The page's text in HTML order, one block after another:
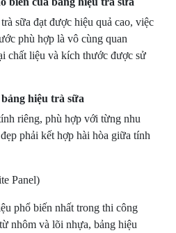
sữa đạt được hiệu quả cao, việc
phù hợp là vô cùng quan
chất liệu và kích thước được sử
hiệu trà sữa
riêng, phù hợp với từng nhu
phải kết hợp hài hòa giữa tính
Panel)
phổ biến nhất trong thi công
nhôm và lõi nhựa, bảng hiệu